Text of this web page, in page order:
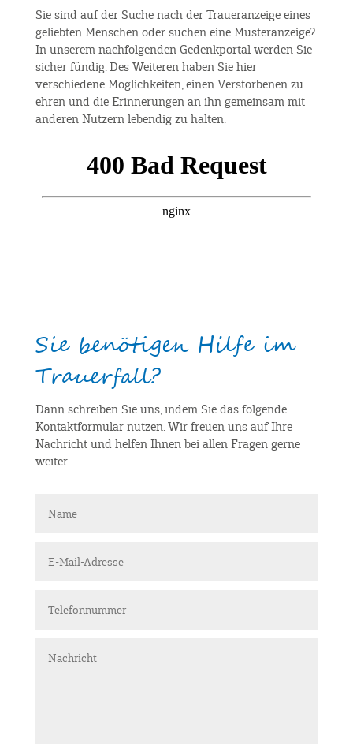
Sie sind auf der Suche nach der Traueranzeige eines
geliebten Menschen oder suchen eine Musteranzeige?
In unserem nachfolgenden Gedenkportal werden Sie
sicher fündig. Des Weiteren haben Sie hier
verschiedene Möglichkeiten, einen Verstorbenen zu
ehren und die Erinnerungen an ihn gemeinsam mit
anderen Nutzern lebendig zu halten.
Sie benötigen Hilfe im
Trauerfall?
Dann schreiben Sie uns, indem Sie das folgende
Kontaktformular nutzen. Wir freuen uns auf Ihre
Nachricht und helfen Ihnen bei allen Fragen gerne
weiter.